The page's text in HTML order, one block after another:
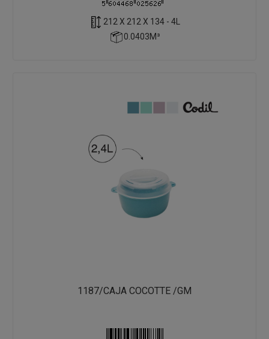
212 X 212 X 134 - 4L
0.0403M³
1187/CAJA COCOTTE /GM